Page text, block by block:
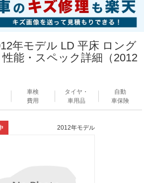
年モデル LD 平床 ロング
能・スペック詳細（2012
車検
費用
タイヤ・
車用品
自動
車保険
2012年モデル